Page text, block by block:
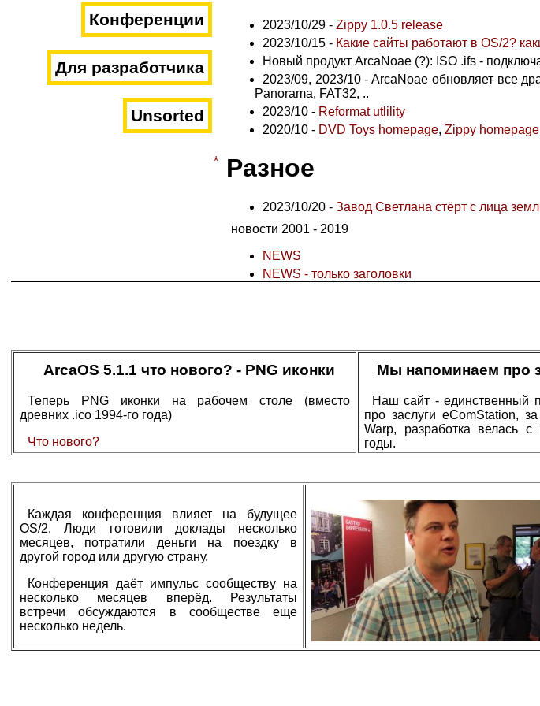
Конференции
Для разработчика
Unsorted
*
2023/10/29 - Zippy 1.0.5 release
2023/10/15 - Какие сайты работают в OS/2?
Новый продукт ArcaNoae (?): ISO .ifs -
2023/09, 2023/10 - ArcaNoae обновляет все
Panorama, FAT32, ..
2023/10 - Reformat utlility
2020/10 - DVD Toys homepage, Zippy homepage
Разное
2023/10/20 - Завод Светлана стёрт с лица
новости 2001 - 2019
NEWS
NEWS - только заголовки
ArcaOS 5.1.1 что нового? - PNG иконки
Теперь PNG иконки на рабочем столе (вместо
древних .ico 1994-го года)
Что нового?
Мы напоминаем про
Наш сайт - единственный
про заслуги eComStation,
Warp, разработка велась
годы.
Каждая конференция влияет на будущее
OS/2. Люди готовили доклады несколько
месяцев, потратили деньги на поездку в
другой город или другую страну.
Конференция даёт импульс сообществу на
несколько месяцев вперёд. Результаты
встречи обсуждаются в сообществе еще
несколько недель.